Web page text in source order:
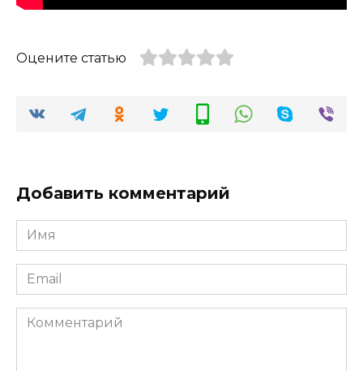
Оцените статью
Добавить комментарий
Имя
*
Email
*
Комментарий